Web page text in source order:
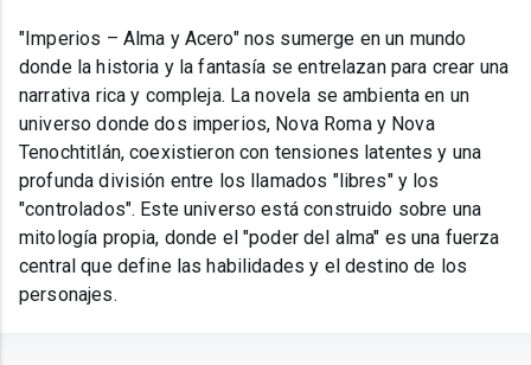
"Imperios – Alma y Acero" nos sumerge en un mundo
donde la historia y la fantasía se entrelazan para crear una
narrativa rica y compleja. La novela se ambienta en un
universo donde dos imperios, Nova Roma y Nova
Tenochtitlán, coexistieron con tensiones latentes y una
profunda división entre los llamados "libres" y los
"controlados". Este universo está construido sobre una
mitología propia, donde el "poder del alma" es una fuerza
central que define las habilidades y el destino de los
personajes.